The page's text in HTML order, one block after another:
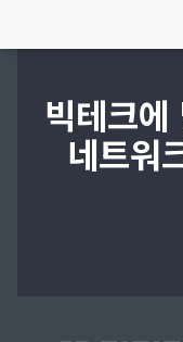
빅테크
네트워